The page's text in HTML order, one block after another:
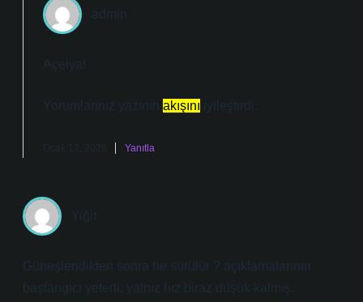
admin
Açelya!
Yorumlarınız yazının akışını iyileştirdi.
Ocak 12, 2026 Yanıtla
Yiğit
Güneşlendikten sonra ne sürülür ? açıklamalarının
başlangıcı yeterli, yalnız hız biraz düşük kalmış.